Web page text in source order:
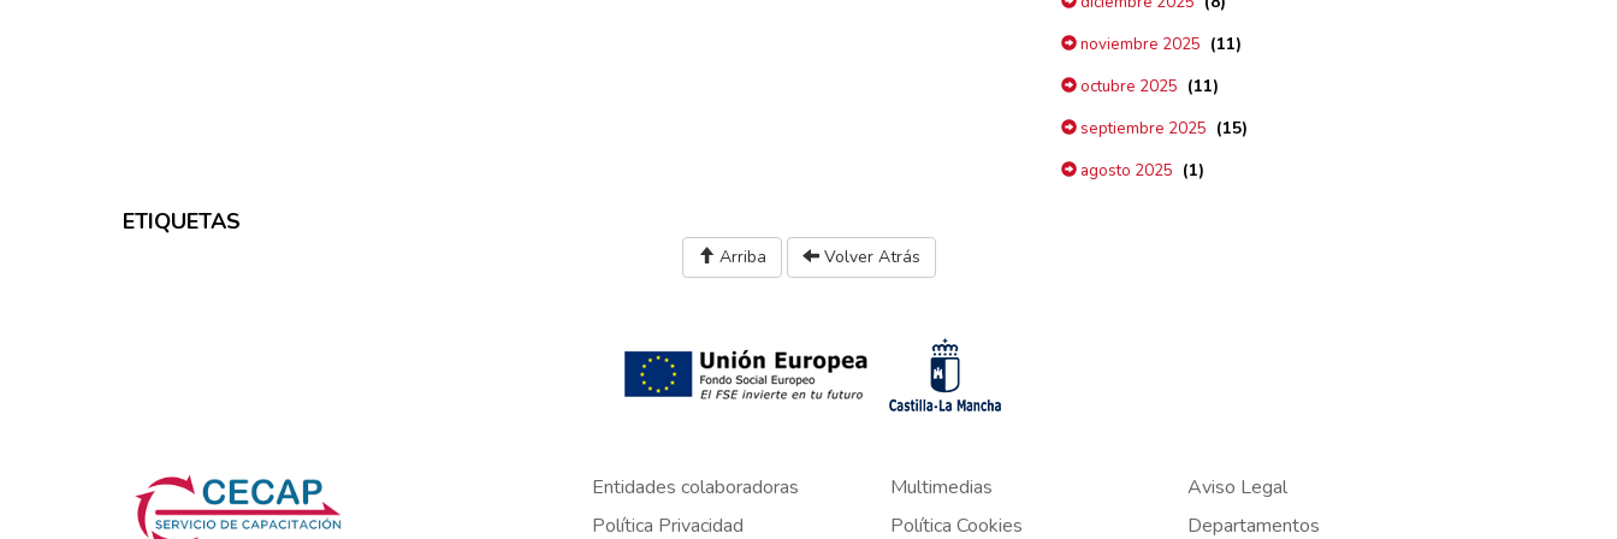
noviembre 2025 (11)
octubre 2025 (11)
septiembre 2025 (15)
agosto 2025 (1)
ETIQUETAS
Arriba Volver Atrás
Entidades colaboradoras Multimedias
Aviso Legal
Política Privacidad
Política Cookies Departamentos